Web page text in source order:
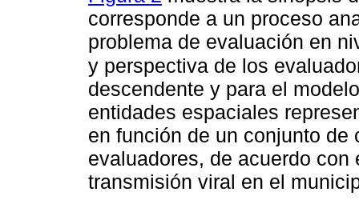
corresponde a un proceso
problema de evaluación en
y perspectiva de los
descendente y para el
entidades espaciales
en función de un conjunto de
evaluadores, de acuerdo
transmisión viral en el